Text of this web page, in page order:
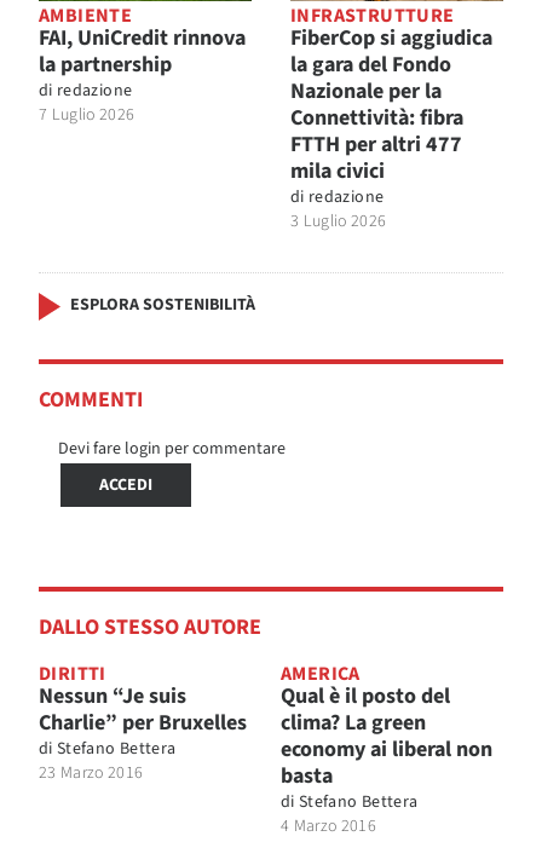
AMBIENTE
FAI, UniCredit rinnova
la partnership
di redazione
7 Luglio 2026
INFRASTRUTTURE
FiberCop si aggiudica
la gara del Fondo
Nazionale per la
Connettività: fibra
FTTH per altri 477
mila civici
di redazione
3 Luglio 2026
ESPLORA SOSTENIBILITÀ
COMMENTI
Devi fare login per commentare
ACCEDI
DALLO STESSO AUTORE
DIRITTI
Nessun “Je suis
Charlie” per Bruxelles
di Stefano Bettera
23 Marzo 2016
AMERICA
Qual è il posto del
clima? La green
economy ai liberal non
basta
di Stefano Bettera
4 Marzo 2016